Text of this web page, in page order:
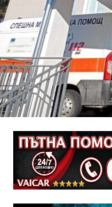
Г. Г., на 61
Неотложните
екип на ОД на
автоексперт,
Извършена е
назначена
Предстои
експертиза
възникналото